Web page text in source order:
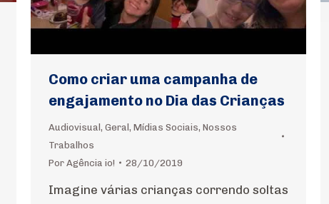
Como criar uma campanha de
engajamento no Dia das Crianças
Audiovisual, Geral, Mídias Sociais, Nossos
Trabalhos
Por Agência io! 28/10/2019
Imagine várias crianças correndo soltas